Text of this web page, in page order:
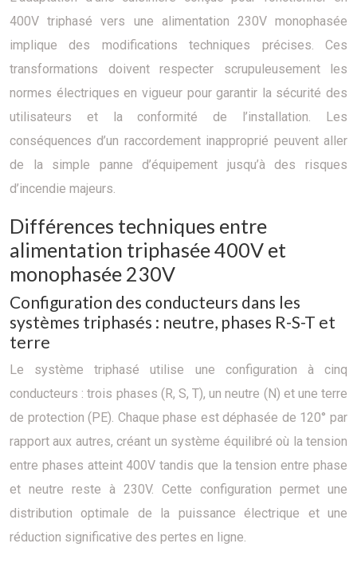
400V triphasé vers une alimentation 230V monophasée
implique des modifications techniques précises. Ces
transformations doivent respecter scrupuleusement les
normes électriques en vigueur pour garantir la sécurité des
utilisateurs et la conformité de l’installation. Les
conséquences d’un raccordement inapproprié peuvent aller
de la simple panne d’équipement jusqu’à des risques
d’incendie majeurs.
Différences techniques entre
alimentation triphasée 400V et
monophasée 230V
Configuration des conducteurs dans les
systèmes triphasés : neutre, phases R-S-T et
terre
Le système triphasé utilise une configuration à cinq
conducteurs : trois phases (R, S, T), un neutre (N) et une terre
de protection (PE). Chaque phase est déphasée de 120° par
rapport aux autres, créant un système équilibré où la tension
entre phases atteint 400V tandis que la tension entre phase
et neutre reste à 230V. Cette configuration permet une
distribution optimale de la puissance électrique et une
réduction significative des pertes en ligne.